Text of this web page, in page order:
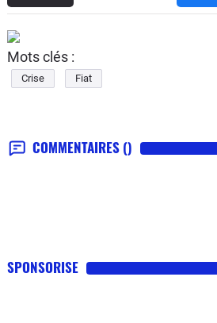
Mots clés :
Crise Fiat
COMMENTAIRES ()
SPONSORISE